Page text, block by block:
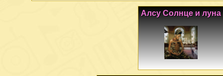
Алсу Солнце и луна